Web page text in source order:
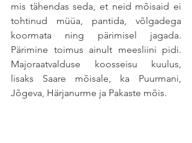
mis tähendas seda, et neid mõisaid ei
tohtinud müüa, pantida, võlgadega
koormata ning pärimisel jagada.
Pärimine toimus ainult meesliini pidi.
Majoraatvalduse koosseisu kuulus,
lisaks Saare mõisale, ka Puurmani,
Jõgeva, Härjanurme ja Pakaste mõis.